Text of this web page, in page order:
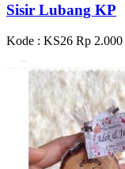
Sisir Lubang KP
Kode : KS26 Rp 2.000